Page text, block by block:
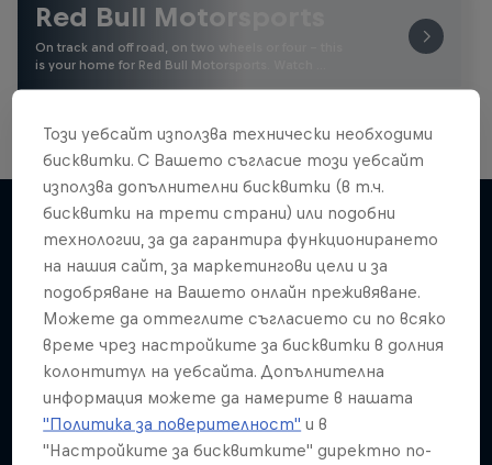
Red Bull Motorsports
On track and off road, on two wheels or four - this
is your home for Red Bull Motorsports. Watch …
Подобни
Този уебсайт използва технически необходими
бисквитки. С Вашето съгласие този уебсайт
използва допълнителни бисквитки (в т.ч.
бисквитки на трети страни) или подобни
технологии, за да гарантира функционирането
на нашия сайт, за маркетингови цели и за
подобряване на Вашето онлайн преживяване.
Можете да оттеглите съгласието си по всяко
време чрез настройките за бисквитки в долния
колонтитул на уебсайта. Допълнителна
информация можете да намерите в нашата
"Политика за поверителност" и в
"Настройките за бисквитките" директно по-